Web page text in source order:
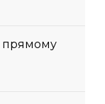
прямому